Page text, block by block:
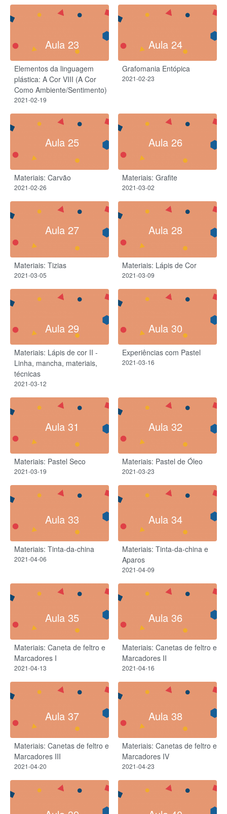
Aula 23
Elementos da linguagem
plástica: A Cor VIII (A Cor
Como Ambiente/Sentimento)
2021-02-19
Aula 24
Grafomania Entópica
2021-02-23
Aula 25
Materiais: Carvão
2021-02-26
Aula 26
Materiais: Grafite
2021-03-02
Aula 27
Materiais: Tizias
2021-03-05
Aula 28
Materiais: Lápis de Cor
2021-03-09
Aula 29
Materiais: Lápis de cor II -
Linha, mancha, materiais,
técnicas
2021-03-12
Aula 30
Experiências com Pastel
2021-03-16
Aula 31
Materiais: Pastel Seco
2021-03-19
Aula 32
Materiais: Pastel de Óleo
2021-03-23
Aula 33
Materiais: Tinta-da-china
2021-04-06
Aula 34
Materiais: Tinta-da-china e
Aparos
2021-04-09
Aula 35
Materiais: Caneta de feltro e
Marcadores I
2021-04-13
Aula 36
Materiais: Canetas de feltro e
Marcadores II
2021-04-16
Aula 37
Materiais: Canetas de feltro e
Marcadores III
2021-04-20
Aula 38
Materiais: Canetas de feltro e
Marcadores IV
2021-04-23